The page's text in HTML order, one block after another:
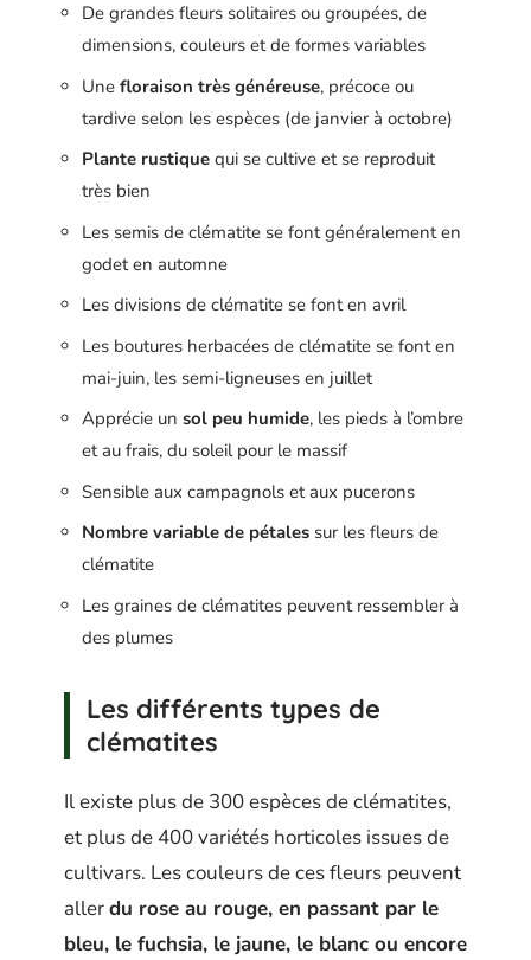
De grandes fleurs solitaires ou groupées, de
dimensions, couleurs et de formes variables
Une floraison très généreuse, précoce ou
tardive selon les espèces (de janvier à octobre)
Plante rustique qui se cultive et se reproduit
très bien
Les semis de clématite se font généralement en
godet en automne
Les divisions de clématite se font en avril
Les boutures herbacées de clématite se font en
mai-juin, les semi-ligneuses en juillet
Apprécie un sol peu humide, les pieds à l’ombre
et au frais, du soleil pour le massif
Sensible aux campagnols et aux pucerons
Nombre variable de pétales sur les fleurs de
clématite
Les graines de clématites peuvent ressembler à
des plumes
Les différents types de
clématites
Il existe plus de 300 espèces de clématites,
et plus de 400 variétés horticoles issues de
cultivars. Les couleurs de ces fleurs peuvent
allerdu rose au rouge, en passant par le
bleu, le fuchsia, le jaune, le blanc ou encore